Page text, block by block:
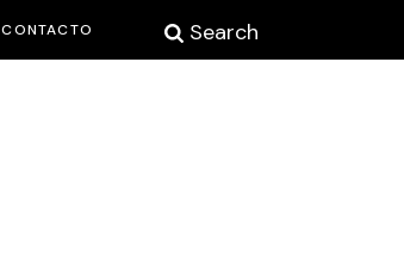
CONTACTO Search